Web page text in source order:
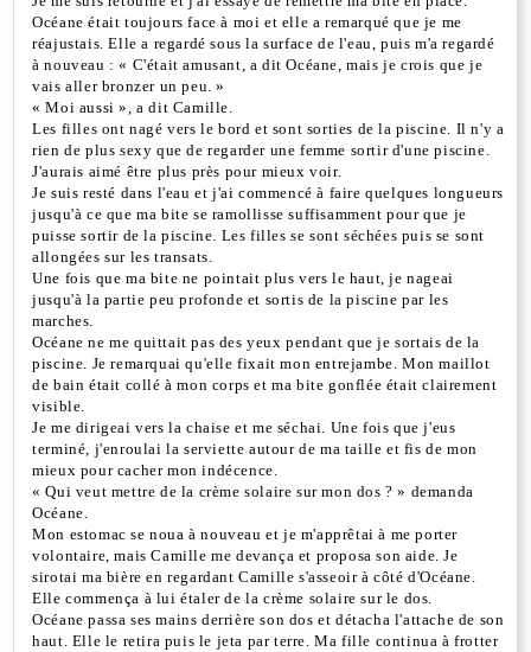
Océane était toujours face à moi et elle a remarqué que je me
réajustais. Elle a regardé sous la surface de l'eau, puis m'a regardé
à nouveau : « C'était amusant, a dit Océane, mais je crois que je
vais aller bronzer un peu. »
« Moi aussi », a dit Camille.
Les filles ont nagé vers le bord et sont sorties de la piscine. Il n'y a
rien de plus sexy que de regarder une femme sortir d'une piscine.
J'aurais aimé être plus près pour mieux voir.
Je suis resté dans l'eau et j'ai commencé à faire quelques longueurs
jusqu'à ce que ma bite se ramollisse suffisamment pour que je
puisse sortir de la piscine. Les filles se sont séchées puis se sont
allongées sur les transats.
Une fois que ma bite ne pointait plus vers le haut, je nageai
jusqu'à la partie peu profonde et sortis de la piscine par les
marches.
Océane ne me quittait pas des yeux pendant que je sortais de la
piscine. Je remarquai qu'elle fixait mon entrejambe. Mon maillot
de bain était collé à mon corps et ma bite gonflée était clairement
visible.
Je me dirigeai vers la chaise et me séchai. Une fois que j'eus
terminé, j'enroulai la serviette autour de ma taille et fis de mon
mieux pour cacher mon indécence.
« Qui veut mettre de la crème solaire sur mon dos ? » demanda
Océane.
Mon estomac se noua à nouveau et je m'apprêtai à me porter
volontaire, mais Camille me devança et proposa son aide. Je
sirotai ma bière en regardant Camille s'asseoir à côté d'Océane.
Elle commença à lui étaler de la crème solaire sur le dos.
Océane passa ses mains derrière son dos et détacha l'attache de son
haut. Elle le retira puis le jeta par terre. Ma fille continua à frotter